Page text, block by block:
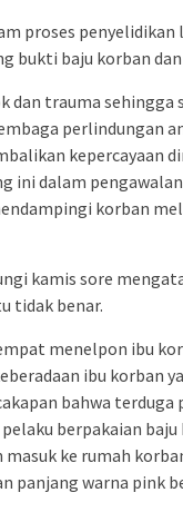
proses
bukti baju korban
dan trauma
perlindungan
kepercayaan
ini dalam
korban
kamis sore
tidak benar.
menelpon ibu
ibu korban
bahwa
berpakaian
ke rumah
panjang warna pink